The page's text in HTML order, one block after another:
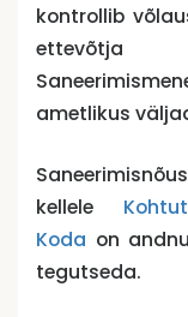
kontrollib
ettevõtja
ametlikus
kellele
Koda on
tegutseda.